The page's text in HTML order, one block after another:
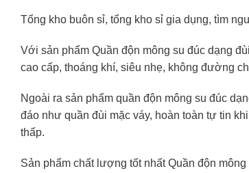
Tổng kho buôn sỉ, tổng kho sỉ gia dụng, tìm
Với sản phẩm Quần độn mông su đúc dạng
cao cấp, thoáng khí, siêu nhẹ, không đường
Ngoài ra sản phẩm quần độn mông su đúc
đáo như quần đùi mặc váy, hoàn toàn tự tin
thấp.
Sản phẩm chất lượng tốt nhất Quần độn